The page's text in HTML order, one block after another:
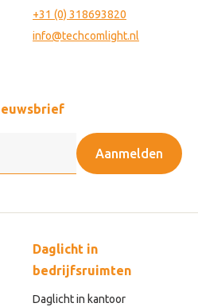
+31 (0) 318693820
info@techcomlight.nl
Aanmelden
Daglicht in
bedrijfsruimten
Daglicht in kantoor